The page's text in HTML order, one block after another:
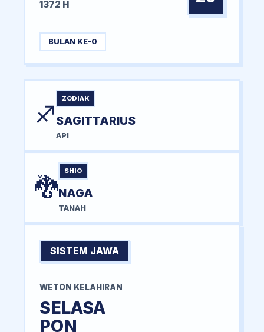
1372 H
BULAN KE-0
♐
ZODIAK
SAGITTARIUS
API
🐉
SHIO
NAGA
TANAH
SISTEM JAWA
WETON KELAHIRAN
SELASA
PON